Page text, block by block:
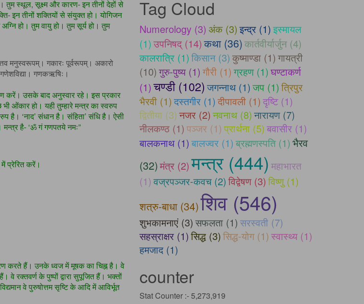
तुम स्थूल, सूक्ष्म और कारण- इन तीनों देहों से
इन तीनों शक्तियों से संयुक्त हो। योगिजन
हो। तुम वायु हो। तुम सूर्य हो। तुम
मनुस्वरूपम्। गकारः पूर्वरूपम्। अकारो
गणकऋषिः।
करें। उसके बाद अनुस्वार रहे। इस प्रकार
ओंकार हो। यही तुम्हारे मन्त्र का स्वरुप
है। ‘नाद’ संधान है। संहिता’ संधि है। ऐसी
मन्त्र है- ‘ॐ गं गणपतये नमः”
प्रेरित करें।
करते हैं। उनके ध्वज में मूषक का चिह्न है। वे
वे रक्तवर्ण के पुष्पों द्वारा सुपूजित हैं। भक्तों
वे पुरुषोत्तम सृष्टि के आदि में आविर्भूत
Tag Cloud
Numerology (3) अंक (3) इन्द्र (1) इस्मायल
(1) उपनिषद् (14) कथा (36)कार्तवीर्यार्जुन (4)
कालरात्रि (1) किसान (3) कुष्माण्डा (1) गायत्री
(10) गुरु-पुष्य (1) गौरी (1) ग्रहण (1) घण्टाकर्ण
(1) चण्डी (102) जगन्नाथ (1) जप (1) त्रिपुर
भैरवी (1) दस्तगीर (1) दीपावली (1) दृष्टि (1)
द्वितीया (3) नजर (2) नवनाथ (8) नारायण (7)
नीलकण्ठ (1) पञ्जर (1) प्रार्थना (5) बवासीर (1)
बालकनाथ (1) बालज्वर (1) ब्रह्मणस्पति (1) भैरव
(32)मंत्र (2) मन्त्र (444) महाभारत
(1) वज्रपञ्जर-कवच (2) विद्वेषण (3) विष्णु (1)
शत्रु-बाधा (34)शिव (546)
शुभकामनाएं (3) सफलता (1) सरस्वती (7)
सहस्राक्षर (1) सिद्ध (3) सिद्ध-योग (1) स्वास्थ्य (1)
हमजाद (1)
counter
Stat Counter :-5,273,919